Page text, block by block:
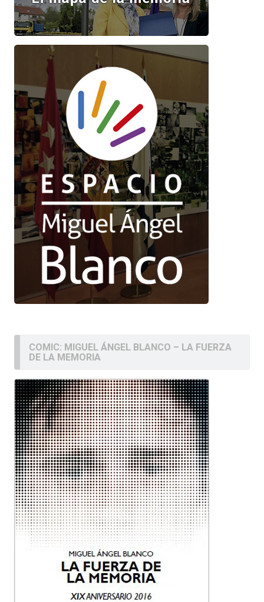
COMIC: MIGUEL ÁNGEL BLANCO – LA FUERZA
DE LA MEMORIA